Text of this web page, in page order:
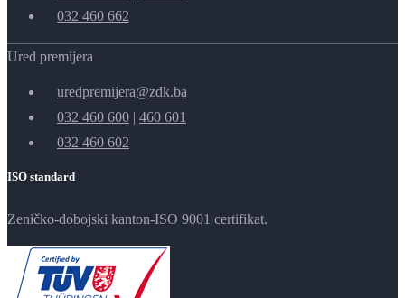
032 460 662
Ured premijera
uredpremijera@zdk.ba
032 460 600 | 460 601
032 460 602
ISO standard
Zeničko-dobojski kanton-ISO 9001 certifikat.